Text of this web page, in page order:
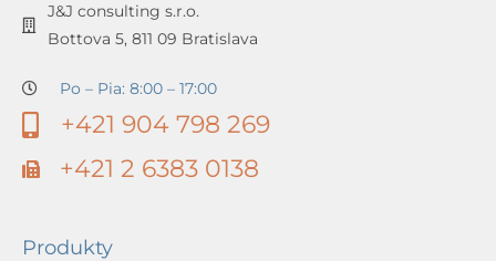
J&J consulting s.r.o.
Bottova 5, 811 09 Bratislava
Po – Pia: 8:00 – 17:00
+421 904 798 269
+421 2 6383 0138
Produkty